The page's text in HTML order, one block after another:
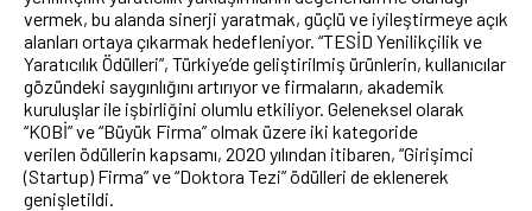
vermek, bu alanda sinerji yaratmak, güçlü ve iyileştirmeye açık
alanları ortaya çıkarmak hedefleniyor. “TESİD Yenilikçilik ve
Yaratıcılık Ödülleri”, Türkiye’de geliştirilmiş ürünlerin, kullanıcılar
gözündeki saygınlığını artırıyor ve firmaların, akademik
kuruluşlar ile işbirliğini olumlu etkiliyor. Geleneksel olarak
“KOBİ” ve “Büyük Firma” olmak üzere iki kategoride
verilen ödüllerin kapsamı, 2020 yılından itibaren, “Girişimci
(Startup) Firma” ve “Doktora Tezi” ödülleri de eklenerek
genişletildi.